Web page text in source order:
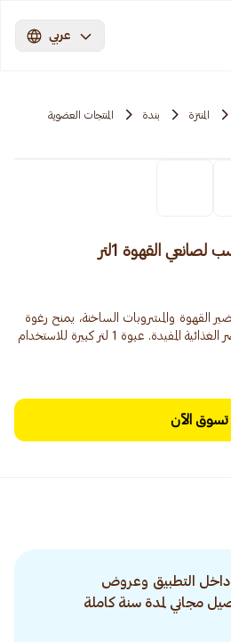
عربي
المنتزة بندة المنتجات العضوية
القهوة 1لتر
القهوة والمشروبات الساخنة، يمنح رغوة
ناعمة وطعماً مميزاً. غني بالعناصر الغذائية المفيدة. عبوة 1 لتر كبيرة للاستخدام
تسوق الآن
داخل التطبيق وعروض
مجاني لمدة سنة كاملة